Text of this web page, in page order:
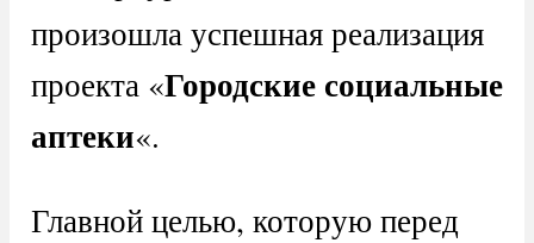
произошла успешная реализация
проекта «Городские социальные
аптеки«.
Главной целью, которую перед